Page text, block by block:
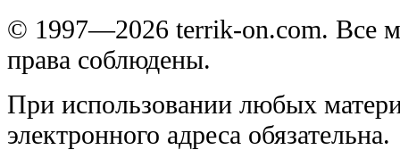
© 1997—2026 terrik-on.com. Все
права соблюдены.
При использовании любых
электронного адреса обязательна.